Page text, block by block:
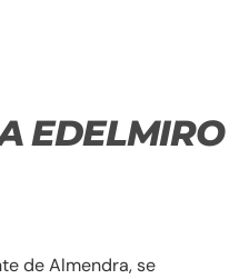
EDELMIRO
de Almendra, se